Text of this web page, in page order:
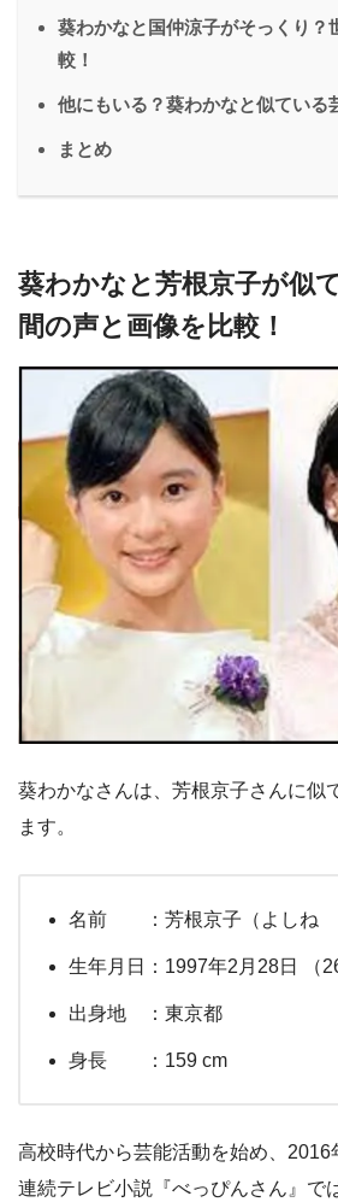
葵わかなと国仲涼子がそっくり？
較！
他にもいる？葵わかなと似ている
まとめ
葵わかなと芳根京子が似
間の声と画像を比較！
葵わかなさんは、芳根京子さんに似
ます。
名前 ：芳根京子（よしね
生年月日：1997年2月28日 （
出身地 ：東京都
身長 ：159 cm
高校時代から芸能活動を始め、
連続テレビ小説『べっぴんさん』で